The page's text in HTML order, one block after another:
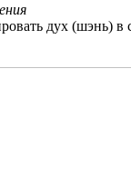
дух (шэнь) в